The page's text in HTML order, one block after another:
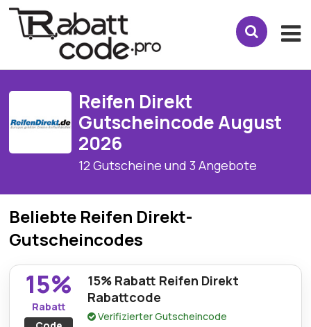
Reifen Direkt
Gutscheincode August
2026
12 Gutscheine und 3 Angebote
Beliebte Reifen Direkt-
Gutscheincodes
15%
Rabatt
15% Rabatt Reifen Direkt
Rabattcode
Verifizierter Gutscheincode